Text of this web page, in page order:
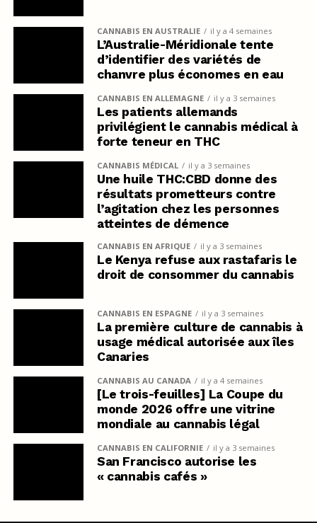
CANNABIS EN AUSTRALIE il y a 4 semaines
L’Australie-Méridionale tente
d’identifier des variétés de
chanvre plus économes en eau
CANNABIS EN ALLEMAGNE il y a 3 semaines
Les patients allemands
privilégient le cannabis médical à
forte teneur en THC
CANNABIS MÉDICAL il y a 3 semaines
Une huile THC:CBD donne des
résultats prometteurs contre
l’agitation chez les personnes
atteintes de démence
CANNABIS EN AFRIQUE il y a 3 semaines
Le Kenya refuse aux rastafaris le
droit de consommer du cannabis
CANNABIS EN ESPAGNE il y a 3 semaines
La première culture de cannabis à
usage médical autorisée aux îles
Canaries
CANNABIS AU CANADA il y a 4 semaines
[Le trois-feuilles] La Coupe du
monde 2026 offre une vitrine
mondiale au cannabis légal
CANNABIS EN CALIFORNIE il y a 3 semaines
San Francisco autorise les
« cannabis cafés »